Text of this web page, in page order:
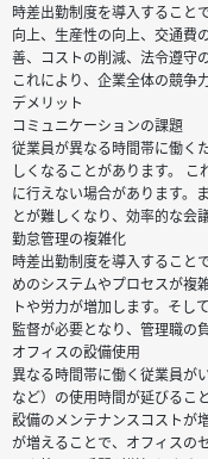
時差出勤制度を導入すること
向上、生産性の向上、交通費
善、コストの削減、法令遵守
これにより、企業全体の競争
デメリット
コミュニケーションの課題
従業員が異なる時間帯に働く
しくなることがあります。
に行えない場合があります。
とが難しくなり、効率的な会
勤怠管理の複雑化
時差出勤制度を導入すること
めのシステムやプロセスが複
トや労力が増加します。そし
監督が必要となり、管理職の
オフィスの設備使用
異なる時間帯に働く従業員が
など）の使用時間が延びるこ
設備のメンテナンスコストが
が増えることで、オフィスの